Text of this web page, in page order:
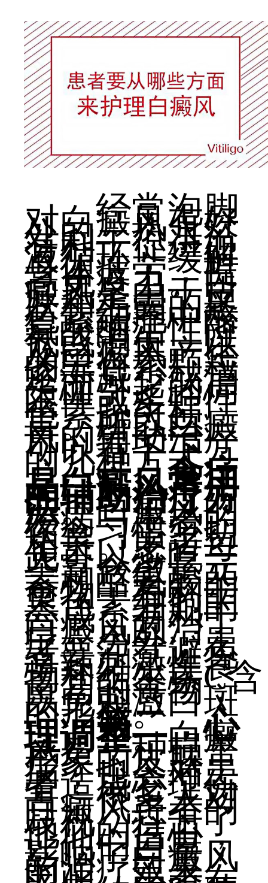
经常泡脚
对白癜风有好
处的，热水浴
有利于促进血
液循环，缓解
身体疲劳，提
高免疫力。白
癜风是由于皮
肤和毛囊的黑
色素细胞中酪
氨酸酶活性降
低或消失，以
及白癜风产生
的黑色素颗粒
逐渐减少或消
失而引起的局
限性或多灶性
色素脱失损
害。所以白癜
风的辅助治疗
可以看下下方
的几种方式：
一、食疗
是白癜风常用
的辅助治疗方
法。白癜风的
发病与患者的
饮食习惯密切
相关。患者每
天可以多吃一
些富含微量元
素和酪氨酸的
食物，有利于
黑色素细胞的
合成，有利于
白癜风的治
疗。另外，患
者要注意避免
辛辣刺激性食
物和维生素C含
量高的食物，
以免刺激白斑
的形成。第二，心
理调整。白癜
风是一种损害
形象的皮肤
病，也会对患
者造成心理伤
害。很多人对
白癜风患者的
歧视，打击了
他们的信心，
让他们自卑，
影响了白癜风
的治疗效果。